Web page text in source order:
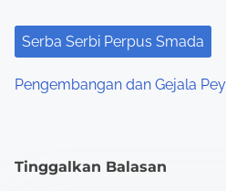
Serba Serbi Perpus Smada
Pengembangan dan Gejala
Tinggalkan Balasan